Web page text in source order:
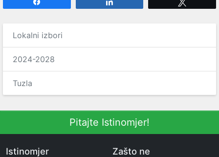
Lokalni izbori
2024-2028
Tuzla
Pitajte Istinomjer!
Istinomjer Zašto ne